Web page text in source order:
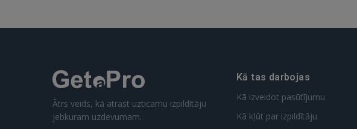
Ātrs veids, kā atrast uzticamu izpildītāju
jebkuram uzdevumam.
Kā tas darbojas
Kā izveidot pasūtījumu
Kā kļūt par izpildītāju